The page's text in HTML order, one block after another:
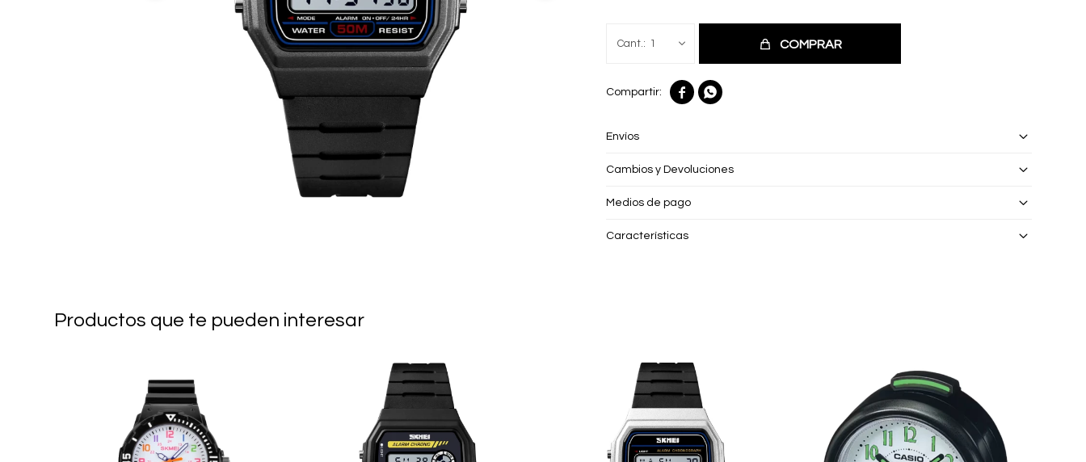
1 COMPRAR
 
Envíos
Cambios y Devoluciones
Medios de pago
Características
Productos que te pueden interesar